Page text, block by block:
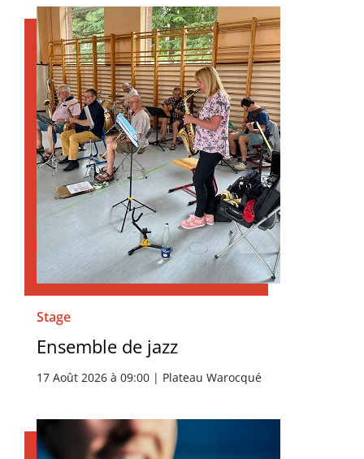
Stage
Ensemble de jazz
17 Août 2026 à 09:00 | Plateau Warocqué